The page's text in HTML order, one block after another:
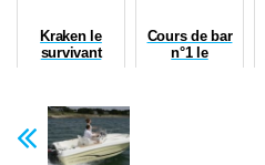
Kraken le
survivant
Cours de bar
n°1 le